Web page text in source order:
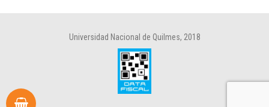
Universidad Nacional de Quilmes, 2018